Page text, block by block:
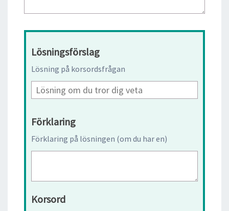
Lösningsförslag
Lösning på korsordsfrågan
Förklaring
Förklaring på lösningen (om du har en)
Korsord